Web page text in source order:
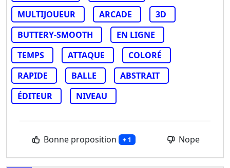
MULTIJOUEUR
ARCADE
3D
BUTTERY-SMOOTH
EN LIGNE
TEMPS
ATTAQUE
COLORÉ
RAPIDE
BALLE
ABSTRAIT
ÉDITEUR
NIVEAU
Bonne proposition + 1 Nope